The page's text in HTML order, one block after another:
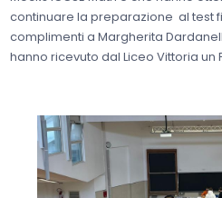
continuare la preparazione al test
complimenti a Margherita
hanno ricevuto dal Liceo Vittoria un